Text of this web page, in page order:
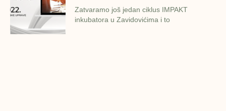
Zatvaramo još jedan ciklus IMPAKT
inkubatora u Zavidovićima i to